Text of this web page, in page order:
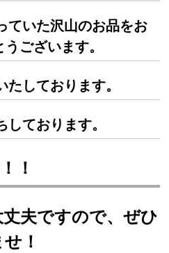
ていた沢山のお品をお
ございます。
たしております。
しております。
！
夫ですので、ぜひ
！